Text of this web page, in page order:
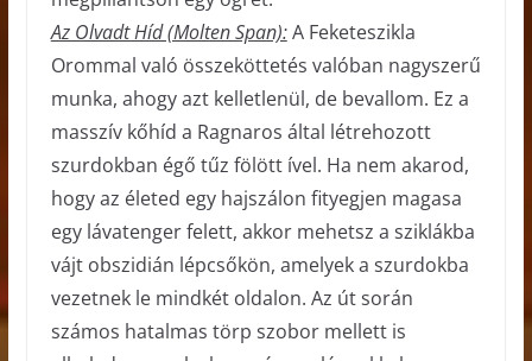
Az Olvadt Híd (Molten Span):A Feketeszikla
Orommal való összeköttetés valóban nagyszerű
munka, ahogy azt kelletlenül, de bevallom. Ez a
masszív kőhíd a Ragnaros által létrehozott
szurdokban égő tűz fölött ível. Ha nem akarod,
hogy az életed egy hajszálon fityegjen magasa
egy lávatenger felett, akkor mehetsz a sziklákba
vájt obszidián lépcsőkön, amelyek a szurdokba
vezetnek le mindkét oldalon. Az út során
számos hatalmas törp szobor mellett is